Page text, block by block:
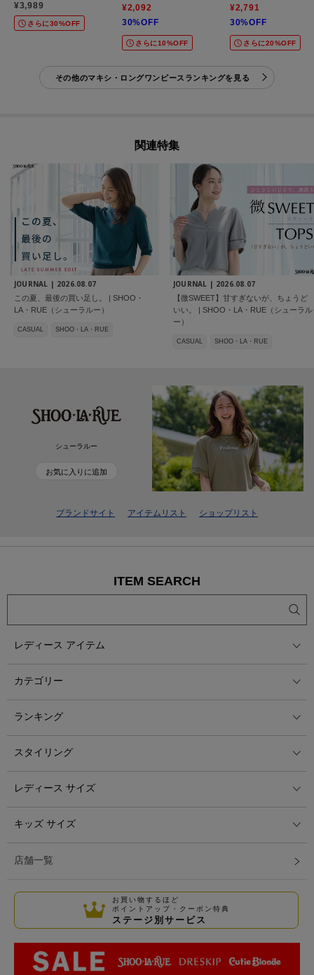
¥3,989
さらに30%OFF
¥2,092
30%OFF
さらに10%OFF
¥2,791
30%OFF
さらに20%OFF
その他のマキシ・ロングワンピースランキングを見る
関連特集
JOURNAL | 2026.08.07
この夏、最後の買い足し。 | SHOO・
LA・RUE（シューラルー）
CASUAL SHOO・LA・RUE
JOURNAL | 2026.08.07
【微SWEET】甘すぎないが、ちょうど
いい。 | SHOO・LA・RUE（シューラル
ー）
CASUAL SHOO・LA・RUE
シューラルー
お気に入りに追加
ブランドサイト アイテムリスト ショップリスト
ITEM SEARCH
レディース アイテム
カテゴリー
ランキング
スタイリング
レディース サイズ
キッズ サイズ
店舗一覧
お買い物するほど
ポイントアップ・クーポン特典
ステージ別サービス